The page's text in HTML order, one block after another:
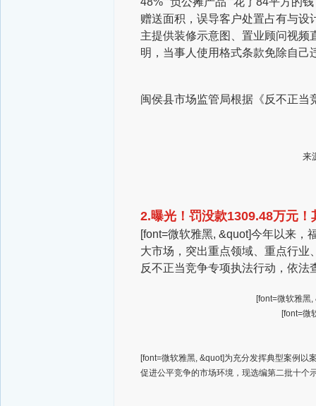
赠送面积，误导客户处置占有与
主提供装修示意图、置业顾问视
明，当事人使用格式条款免除自己
闽侯县市场监管局根据《反不正当
来
2.曝光！罚没款1309.48万元！
[font=微软雅黑, &quot]今年以来，
大市场，突出重点领域、重点行业
反不正当竞争专项执法行动，依法
[font=微软雅黑
[font=微
[font=微软雅黑, &quot]为充分发挥典型案例以
促进公平竞争的市场环境，现选编第二批十个